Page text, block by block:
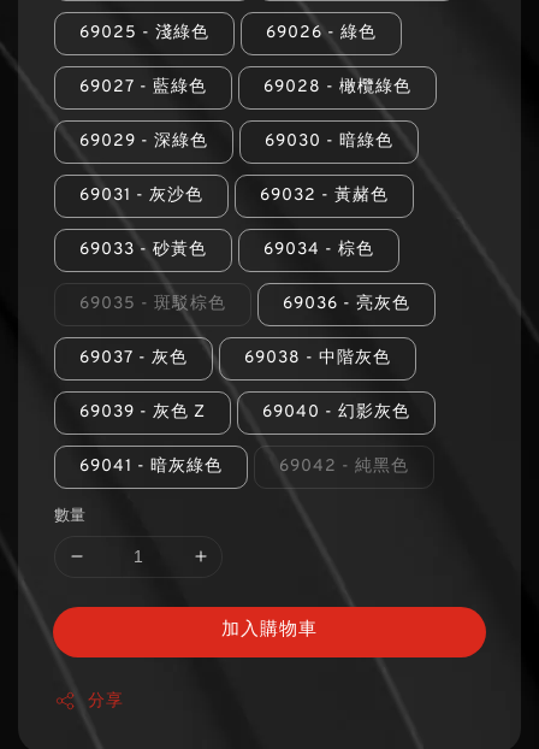
69025 - 淺綠色 69026 - 綠色
69027 - 藍綠色 69028 - 橄欖綠色
69029 - 深綠色 69030 - 暗綠色
69031 - 灰沙色 69032 - 黃赭色
69033 - 砂黃色 69034 - 棕色
69035 - 斑駁棕色 69036 - 亮灰色
69037 - 灰色 69038 - 中階灰色
69039 - 灰色 Z 69040 - 幻影灰色
69041 - 暗灰綠色 69042 - 純黑色
數量
加入購物車
分享